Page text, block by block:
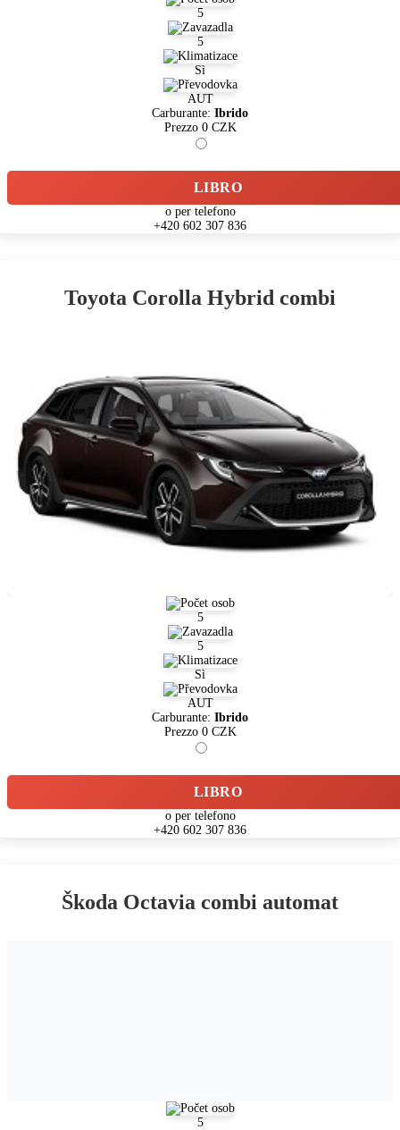
5
5
Sì
AUT
Carburante: Ibrido
Prezzo 0CZK
LIBRO
o per telefono
+420 602 307 836
Toyota Corolla Hybrid combi
5
5
Sì
AUT
Carburante: Ibrido
Prezzo 0CZK
LIBRO
o per telefono
+420 602 307 836
Škoda Octavia combi automat
5